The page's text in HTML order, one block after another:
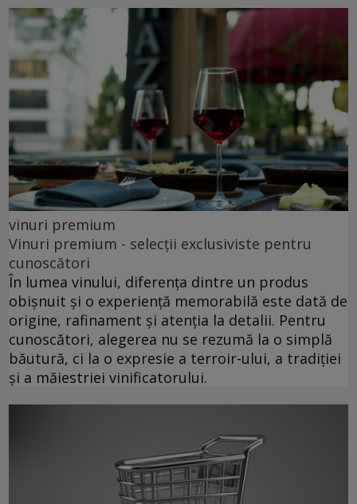
vinuri premium
Vinuri premium - selecții exclusiviste pentru
cunoscători
În lumea vinului, diferența dintre un produs
obișnuit și o experiență memorabilă este dată de
origine, rafinament și atenția la detalii. Pentru
cunoscători, alegerea nu se rezumă la o simplă
băutură, ci la o expresie a terroir-ului, a tradiției
și a măiestriei vinificatorului.